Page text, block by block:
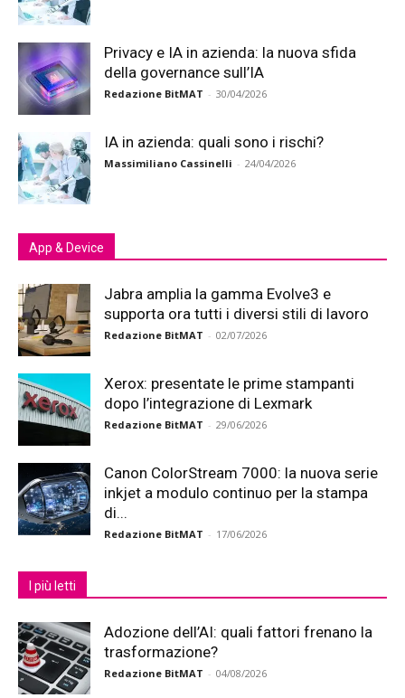
Privacy e IA in azienda: la nuova sfida
della governance sull’IA
Redazione BitMAT - 30/04/2026
IA in azienda: quali sono i rischi?
Massimiliano Cassinelli - 24/04/2026
App & Device
Jabra amplia la gamma Evolve3 e
supporta ora tutti i diversi stili di lavoro
Redazione BitMAT - 02/07/2026
Xerox: presentate le prime stampanti
dopo l’integrazione di Lexmark
Redazione BitMAT - 29/06/2026
Canon ColorStream 7000: la nuova serie
inkjet a modulo continuo per la stampa
di...
Redazione BitMAT - 17/06/2026
I più letti
Adozione dell’AI: quali fattori frenano la
trasformazione?
Redazione BitMAT - 04/08/2026